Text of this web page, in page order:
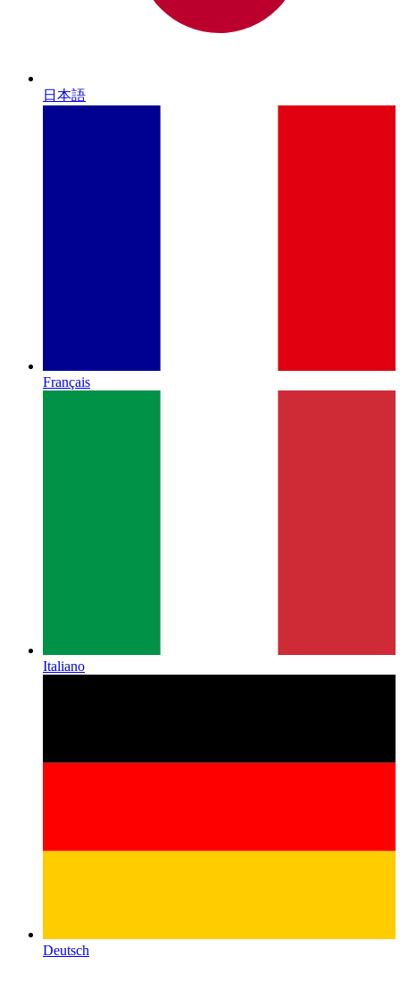
日本語
Français
Italiano
Deutsch